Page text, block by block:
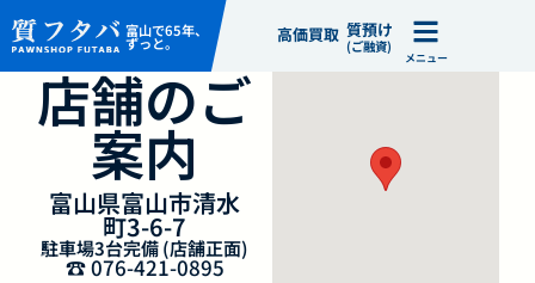
富山で65年、
ずっと。 高価買取 質預け
(ご融資)
メニュー
店舗のご
案内
富山県富山市清水
町3-6-7
駐車場3台完備 (店舗正面)
☎ 076-421-0895